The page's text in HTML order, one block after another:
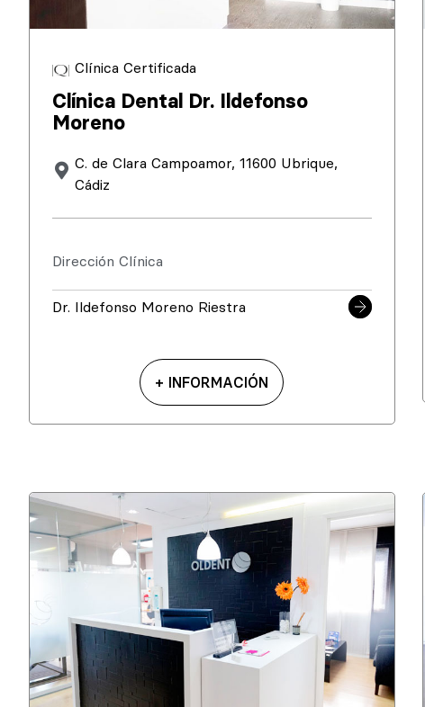
Clínica Certificada
Clínica Dental Dr. Ildefonso
Moreno
C. de Clara Campoamor, 11600 Ubrique,
Cádiz
Dirección Clínica
Dr. Ildefonso Moreno Riestra
+ INFORMACIÓN